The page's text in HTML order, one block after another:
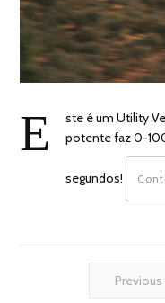
E
ste é um Utility
potente faz 0-
segundos!
Previous